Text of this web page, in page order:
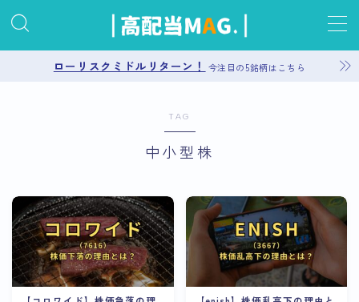
プライバシーポリシー
運営者情報
サイトマップ
ローリスクミドルリターン！ 今注目の5銘柄はこちら
TAG
中小型株